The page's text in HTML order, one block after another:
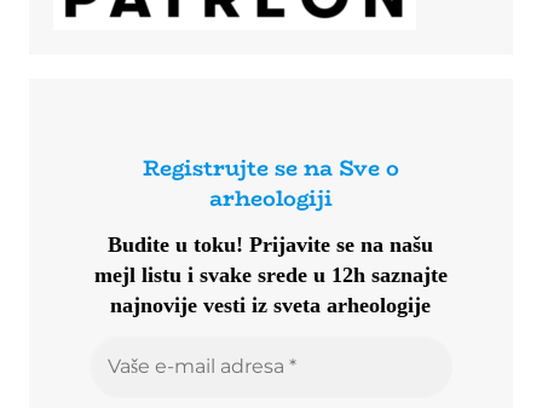
Registrujte se na Sve o
arheologiji
Budite u toku!Prijavite se na našu
mejl listu i svake srede u 12h saznajte
najnovije vesti iz sveta arheologije